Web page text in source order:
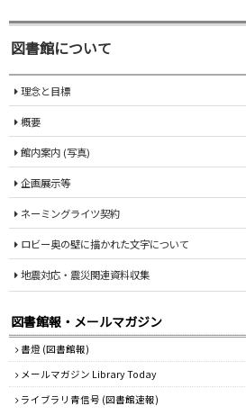
図書館について
理念と目標
概要
館内案内 (写真)
企画展示等
ネーミングライツ契約
ロビー奥の壁に描かれた文字について
地震対応・震災関連資料収集
図書館報・メールマガジン
書燈 (図書館報)
メールマガジン Library Today
ライブラリ青信号 (図書館速報)